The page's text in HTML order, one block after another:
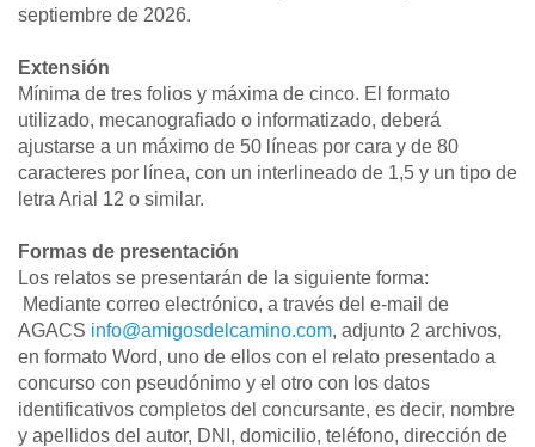
septiembre de 2026.
Extensión
Mínima de tres folios y máxima de cinco. El formato
utilizado, mecanografiado o informatizado, deberá
ajustarse a un máximo de 50 líneas por cara y de 80
caracteres por línea, con un interlineado de 1,5 y un tipo de
letra Arial 12 o similar.
Formas de presentación
Los relatos se presentarán de la siguiente forma:
Mediante correo electrónico, a través del e-mail de
AGACS info@amigosdelcamino.com, adjunto 2 archivos,
en formato Word, uno de ellos con el relato presentado a
concurso con pseudónimo y el otro con los datos
identificativos completos del concursante, es decir, nombre
y apellidos del autor, DNI, domicilio, teléfono, dirección de